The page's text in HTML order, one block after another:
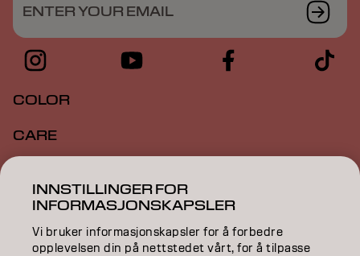
ENTER YOUR EMAIL
COLOR
CARE
STYLING
INSPIRATION
INNSTILLINGER FOR
INFORMASJONSKAPSLER
Vi bruker informasjonskapsler for å forbedre
opplevelsen din på nettstedet vårt, for å tilpasse